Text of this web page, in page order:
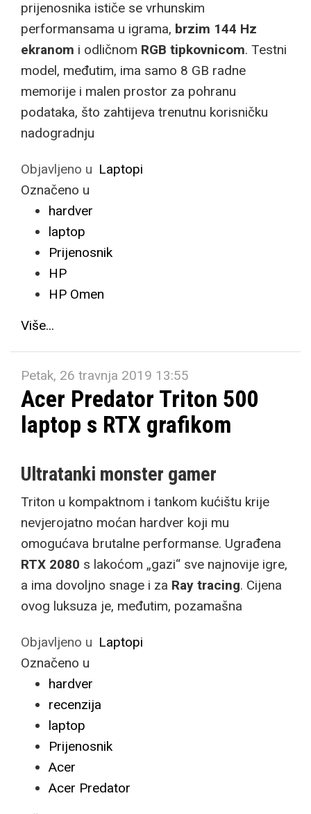
prijenosnika ističe se vrhunskim
performansama u igrama, brzim 144 Hz
ekranom i odličnom RGB tipkovnicom. Testni
model, međutim, ima samo 8 GB radne
memorije i malen prostor za pohranu
podataka, što zahtijeva trenutnu korisničku
nadogradnju
Objavljeno u Laptopi
Označeno u
hardver
laptop
Prijenosnik
HP
HP Omen
Više...
Petak, 26 travnja 2019 13:55
Acer Predator Triton 500
laptop s RTX grafikom
Ultratanki monster gamer
Triton u kompaktnom i tankom kućištu krije
nevjerojatno moćan hardver koji mu
omogućava brutalne performanse. Ugrađena
RTX 2080 s lakoćom „gazi“ sve najnovije igre,
a ima dovoljno snage i za Ray tracing. Cijena
ovog luksuza je, međutim, pozamašna
Objavljeno u Laptopi
Označeno u
hardver
recenzija
laptop
Prijenosnik
Acer
Acer Predator